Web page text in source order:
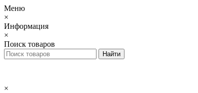
Меню
×
Информация
×
Поиск товаров
×